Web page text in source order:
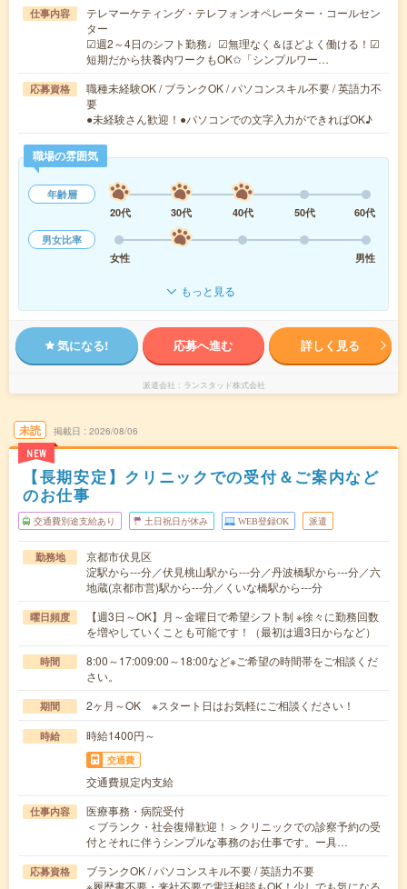
仕事内容
テレマーケティング・テレフォンオペレーター・コールセン
ター
☑週2～4日のシフト勤務♩☑無理なく＆ほどよく働ける！☑
短期だから扶養内ワークもOK✩「シンプルワー…
応募資格
職種未経験OK / ブランクOK / パソコンスキル不要 / 英語力不
要
●未経験さん歓迎！●パソコンでの文字入力ができればOK♪
職場の雰囲気
年齢層
20代
30代 40代 50代
60代
男女比率
女性
男性
もっと見る
気になる! 応募へ進む 詳しく見る
派遣会社 ランスタッド株式会社
未読
NEW
掲載日 2026/08/06
【長期安定】クリニックでの受付＆ご案内など
のお仕事
交通費別途支給あり 土日祝日が休み WEB登録OK 派遣
勤務地
京都市伏見区
淀駅から---分／伏見桃山駅から---分／丹波橋駅から---分／六
地蔵(京都市営)駅から---分／くいな橋駅から---分
曜日頻度
【週3日～OK】月～金曜日で希望シフト制 ※徐々に勤務回数
を増やしていくことも可能です！（最初は週3日からなど）
時間
8:00～17:009:00～18:00など※ご希望の時間帯をご相談くだ
さい。
期間 2ヶ月～OK ※スタート日はお気軽にご相談ください！
時給 時給1400円～
交通費
交通費規定内支給
仕事内容
医療事務・病院受付
＜ブランク・社会復帰歓迎！＞クリニックでの診察予約の受
付とそれに伴うシンプルな事務のお仕事です。ー具…
応募資格
ブランクOK / パソコンスキル不要 / 英語力不要
※履歴書不要・来社不要で電話相談もOK！少しでも気になる